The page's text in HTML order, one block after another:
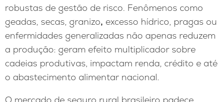
robustas de gestão de risco. Fenômenos como
geadas, secas, granizo, excesso hídrico, pragas ou
enfermidades generalizadas não apenas reduzem
a produção: geram efeito multiplicador sobre
cadeias produtivas, impactam renda, crédito e até
o abastecimento alimentar nacional.
O mercado de seguro rural brasileiro padece